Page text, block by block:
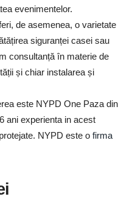
evenimentelor.
de asemenea, o varietate
siguranței casei sau
consultanță în materie de
și chiar instalarea și
este NYPD One Paza din
ani experienta in acest
NYPD este ofirma